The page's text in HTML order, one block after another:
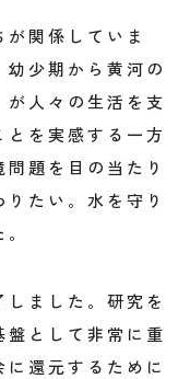
関係していま
少期から黄河の
人々の生活を支
を実感する一方
題を目の当たり
たい。水を守り
ました。研究を
として非常に重
還元するために